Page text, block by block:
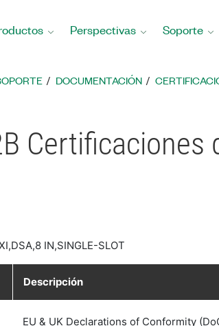
Perspectivas Soporte
DOCUMENTACIÓN
Certificaciones
IN,SINGLE-SLOT
Descripción
EU & UK Declarations of Conformity